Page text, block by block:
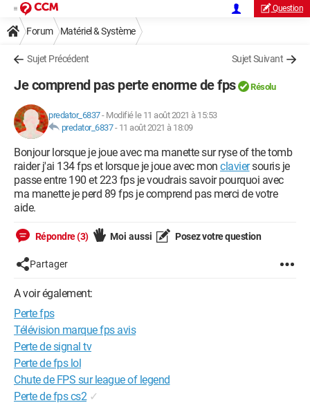
Question
Forum Matériel & Système
Sujet Précédent Sujet Suivant
Je comprend pas perte enorme de fps Résolu
predator_6837- Modifié le 11 août 2021 à 15:53
predator_6837- 11 août 2021 à 18:09
Bonjour lorsque je joue avec ma manette sur ryse of the tomb
raider j'ai 134 fps et lorsque je joue avec mon claviersouris je
passe entre 190 et 223 fps je voudrais savoir pourquoi avec
ma manette je perd 89 fps je comprend pas merci de votre
aide.
Répondre (3) Moi aussi Posez votre question
Partager
A voir également:
Perte fps
Télévision marque fps avis
Perte de signal tv
Perte de fps lol
Chute de FPS sur league of legend
Perte de fps cs2 ✓